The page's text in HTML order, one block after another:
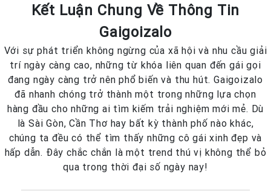
Kết Luận Chung Về Thông Tin
Gaigoizalo
Với sự phát triển không ngừng của xã hội và nhu cầu giải
trí ngày càng cao, những từ khóa liên quan đến gái gọi
đang ngày càng trở nên phổ biến và thu hút. Gaigoizalo
đã nhanh chóng trở thành một trong những lựa chọn
hàng đầu cho những ai tìm kiếm trải nghiệm mới mẻ. Dù
là Sài Gòn, Cần Thơ hay bất kỳ thành phố nào khác,
chúng ta đều có thể tìm thấy những cô gái xinh đẹp và
hấp dẫn. Đây chắc chắn là một trend thú vị không thể bỏ
qua trong thời đại số ngày nay!